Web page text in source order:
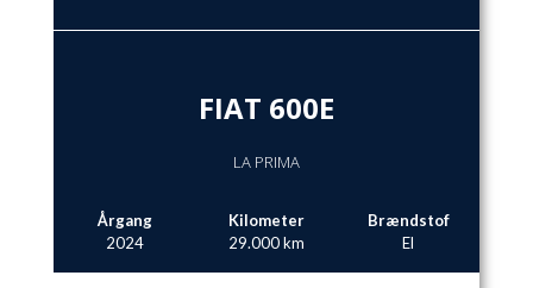
FIAT 600E
LA PRIMA
Årgang
2024
Kilometer
29.000 km
Brændstof
El